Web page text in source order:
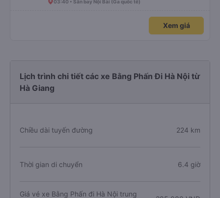
03:40 • Sân bay Nội Bài (Ga quốc tế)
Xem giá
Lịch trình chi tiết các xe Bằng Phấn Đi Hà Nội từ
Hà Giang
Chiều dài tuyến đường 224 km
Thời gian di chuyển 6.4 giờ
Giá vé xe Bằng Phấn đi Hà Nội trung